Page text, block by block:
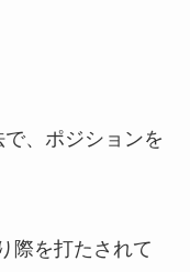
、ポジションを
際を打たされて